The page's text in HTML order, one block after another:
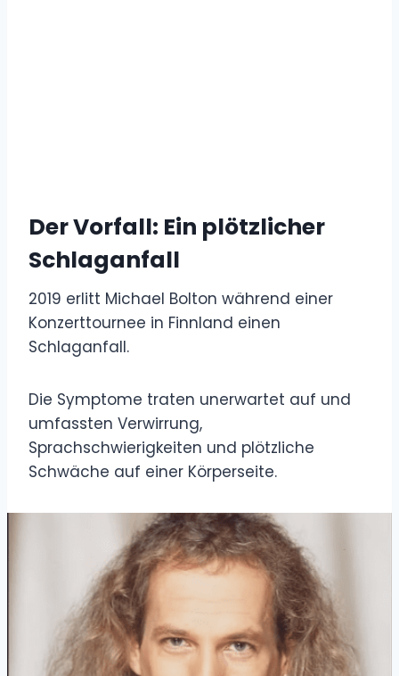
Der Vorfall: Ein plötzlicher
Schlaganfall
2019 erlitt Michael Bolton während einer
Konzerttournee in Finnland einen
Schlaganfall.
Die Symptome traten unerwartet auf und
umfassten Verwirrung,
Sprachschwierigkeiten und plötzliche
Schwäche auf einer Körperseite.